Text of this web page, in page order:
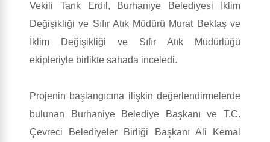
Vekili Tarık Erdil, Burhaniye Belediyesi İklim
Değişikliği ve Sıfır Atık Müdürü Murat Bektaş ve
İklim Değişikliği ve Sıfır Atık Müdürlüğü
ekipleriyle birlikte sahada inceledi.
Projenin başlangıcına ilişkin değerlendirmelerde
bulunan Burhaniye Belediye Başkanı ve T.C.
Çevreci Belediyeler Birliği Başkanı Ali Kemal